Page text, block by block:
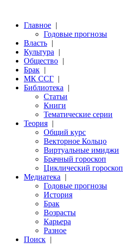
Главное |
Годовые прогнозы
Власть |
Культура
|
Общество |
Брак |
МК ССГ |
Библиотека
|
Статьи
Книги
Тематические серии
Теория |
Общий курс
Векторное Кольцо
Виртуальные имиджи
Брачный гороскоп
Циклический гороскоп
Медиатека
|
Годовые прогнозы
История
Брак
Возрасты
Карьера
Разное
Поиск |